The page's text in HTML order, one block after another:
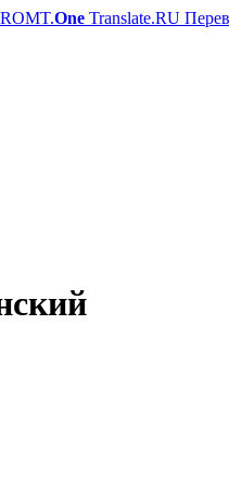
One Translate.RU